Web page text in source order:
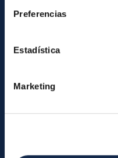
Preferencias
Estadística
Marketing
Iberpay
About us